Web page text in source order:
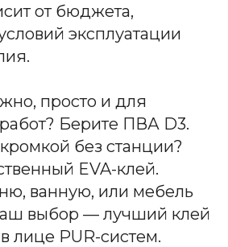
от бюджета,
эксплуатации
просто и для
Берите ПВА D3.
без станции?
EVA-клей.
ванную, или мебель
выбор — лучший клей
лице PUR-систем.